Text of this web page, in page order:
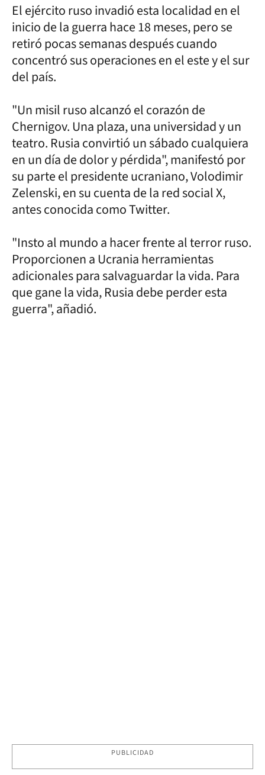
El ejército ruso invadió esta localidad en el
inicio de la guerra hace 18 meses, pero se
retiró pocas semanas después cuando
concentró sus operaciones en el este y el sur
del país.
"Un misil ruso alcanzó el corazón de
Chernigov. Una plaza, una universidad y un
teatro. Rusia convirtió un sábado cualquiera
en un día de dolor y pérdida", manifestó por
su parte el presidente ucraniano, Volodimir
Zelenski, en su cuenta de la red social X,
antes conocida como Twitter.
"Insto al mundo a hacer frente al terror ruso.
Proporcionen a Ucrania herramientas
adicionales para salvaguardar la vida. Para
que gane la vida, Rusia debe perder esta
guerra", añadió.
PUBLICIDAD